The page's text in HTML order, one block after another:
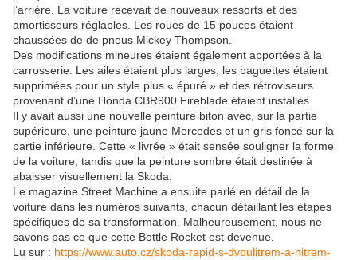
l’arrière. La voiture recevait de nouveaux ressorts et des
amortisseurs réglables. Les roues de 15 pouces étaient
chaussées de de pneus Mickey Thompson.
Des modifications mineures étaient également apportées à la
carrosserie. Les ailes étaient plus larges, les baguettes étaient
supprimées pour un style plus « épuré » et des rétroviseurs
provenant d’une Honda CBR900 Fireblade étaient installés.
Il y avait aussi une nouvelle peinture biton avec, sur la partie
supérieure, une peinture jaune Mercedes et un gris foncé sur la
partie inférieure. Cette « livrée » était sensée souligner la forme
de la voiture, tandis que la peinture sombre était destinée à
abaisser visuellement la Skoda.
Le magazine Street Machine a ensuite parlé en détail de la
voiture dans les numéros suivants, chacun détaillant les étapes
spécifiques de sa transformation. Malheureusement, nous ne
savons pas ce que cette Bottle Rocket est devenue.
Lu sur : https://www.auto.cz/skoda-rapid-s-dvoulitrem-a-nitrem-